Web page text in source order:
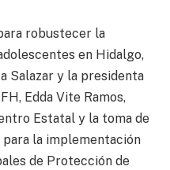
robustecer la
en Hidalgo,
Salazar y la presidenta
Edda Vite Ramos,
Estatal y la toma de
la implementación
de Protección de